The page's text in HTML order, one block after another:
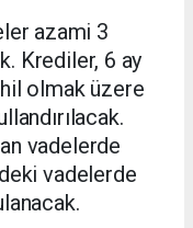
azami 3
Krediler, 6 ay
olmak üzere
vadelerde
vadelerde